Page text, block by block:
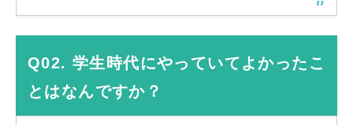
Q02. 学生時代にやっていてよかったこ
とはなんですか？